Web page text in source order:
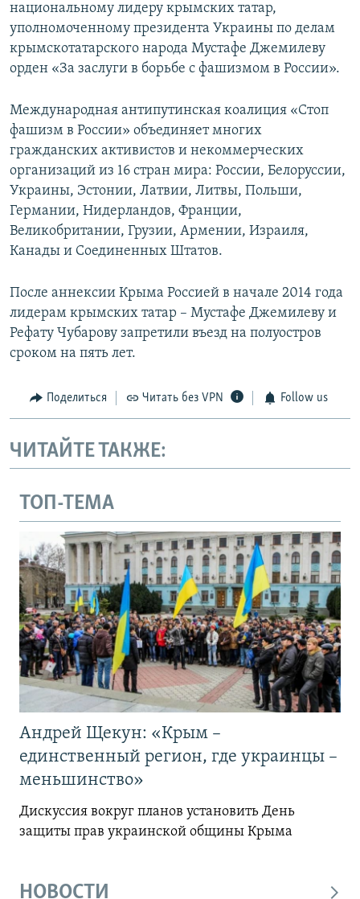
национальному лидеру крымских татар,
уполномоченному президента Украины по делам
крымскотатарского народа Мустафе Джемилеву
орден «За заслуги в борьбе с фашизмом в России».
Международная антипутинская коалиция «Стоп
фашизм в России» объединяет многих
гражданских активистов и некоммерческих
организаций из 16 стран мира: России, Белоруссии,
Украины, Эстонии, Латвии, Литвы, Польши,
Германии, Нидерландов, Франции,
Великобритании, Грузии, Армении, Израиля,
Канады и Соединенных Штатов.
После аннексии Крыма Россией в начале 2014 года
лидерам крымских татар – Мустафе Джемилеву и
Рефату Чубарову запретили въезд на полуостров
сроком на пять лет.
Поделиться Читать без VPN Follow us
ЧИТАЙТЕ ТАКЖЕ:
ТОП-ТЕМА
Андрей Щекун: «Крым –
единственный регион, где украинцы –
меньшинство»
Дискуссия вокруг планов установить День
защиты прав украинской общины Крыма
НОВОСТИ